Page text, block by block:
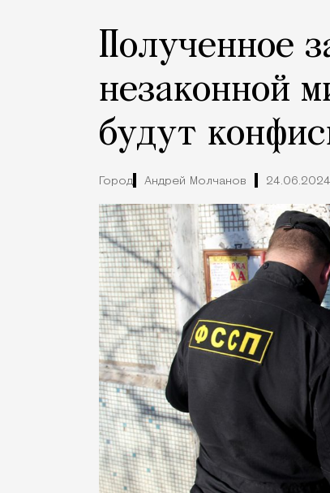
Полученное
незаконной
будут
Город Андрей Молчанов 24.06.2024